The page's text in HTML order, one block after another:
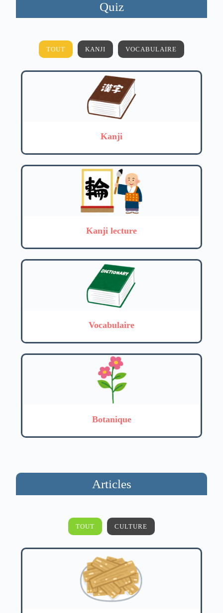
Quiz
TOUT KANJI VOCABULAIRE
Kanji
Kanji lecture
Vocabulaire
Botanique
Articles
TOUT CULTURE